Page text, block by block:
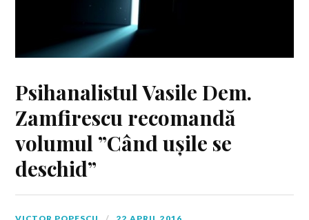
Psihanalistul Vasile Dem.
Zamfirescu recomandă
volumul ”Când ușile se
deschid”